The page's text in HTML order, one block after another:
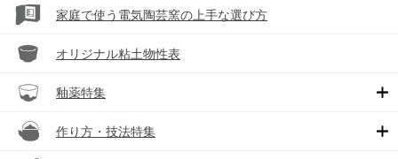
家庭で使う電気陶芸窯の上手な選び方
オリジナル粘土物性表
釉薬特集
作り方・技法特集